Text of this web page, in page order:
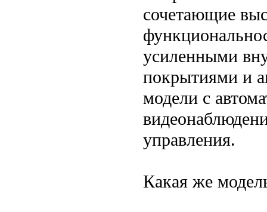
сочетающие
усиленными
покрытиями и
модели с
управления.
Какая же